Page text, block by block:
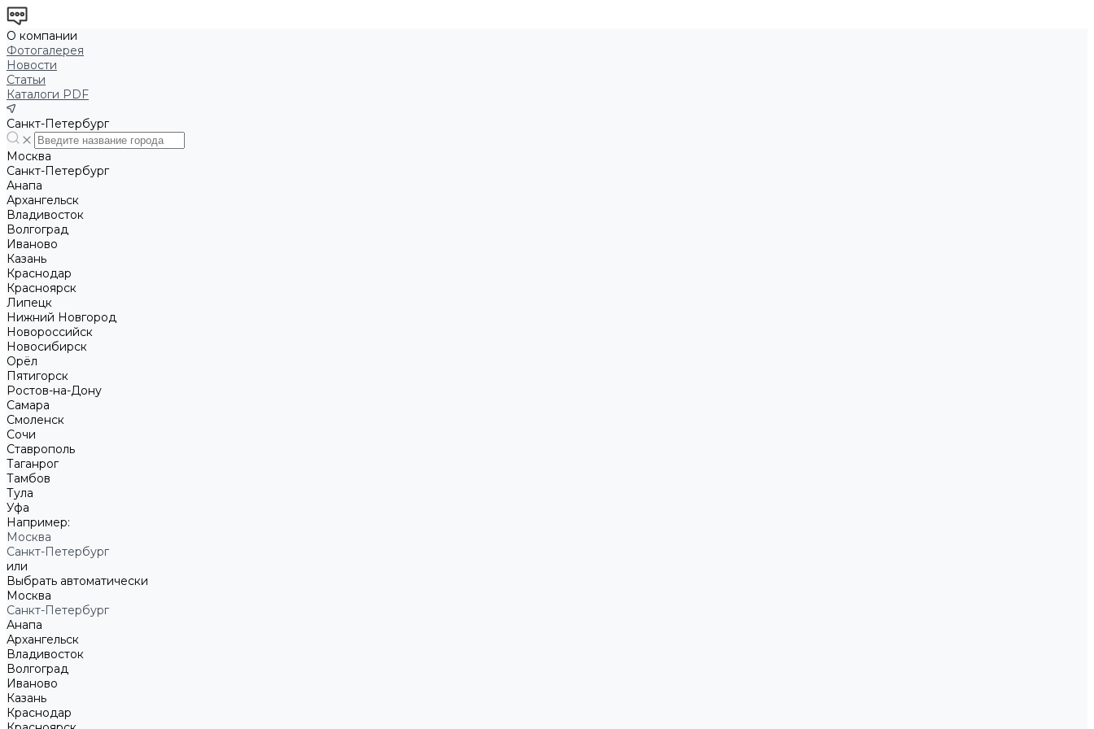
О компании
Фотогалерея
Новости
Статьи
Каталоги PDF
Санкт-Петербург
Москва
Санкт-Петербург
Анапа
Архангельск
Владивосток
Волгоград
Иваново
Казань
Краснодар
Красноярск
Липецк
Нижний Новгород
Новороссийск
Новосибирск
Орёл
Пятигорск
Ростов-на-Дону
Самара
Смоленск
Сочи
Ставрополь
Таганрог
Тамбов
Тула
Уфа
Например:
Москва
Санкт-Петербург
или
Выбрать автоматически
Москва
Санкт-Петербург
Анапа
Архангельск
Владивосток
Волгоград
Иваново
Казань
Краснодар